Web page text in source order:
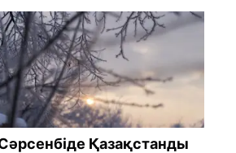
Қазақстанды